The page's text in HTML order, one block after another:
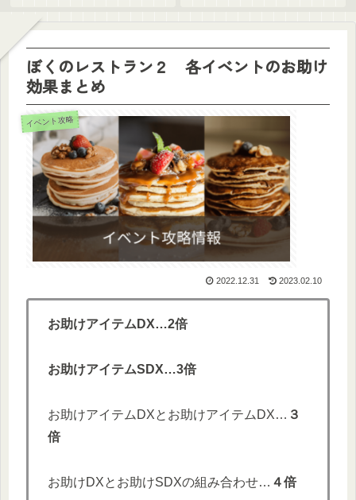
ぼくのレストラン２ 各イベントのお助け
効果まとめ
イベント攻略
2022.12.31 2023.02.10
お助けアイテムDX…2倍
お助けアイテムSDX…3倍
お助けアイテムDXとお助けアイテムDX… ３
倍
お助けDXとお助けSDXの組み合わせ… ４倍